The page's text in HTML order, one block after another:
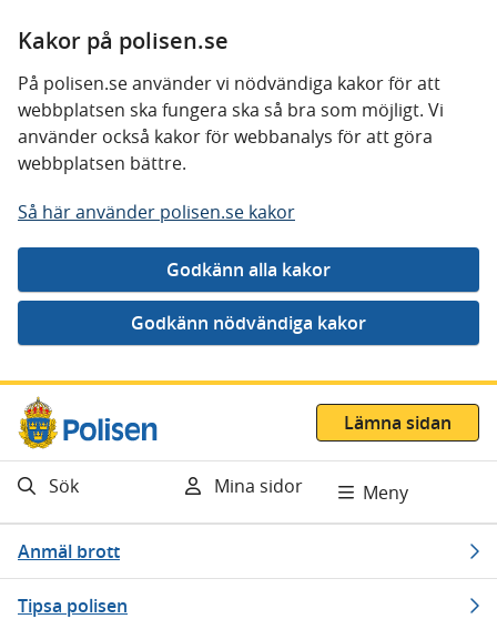
Kakor på polisen.se
På polisen.se använder vi nödvändiga kakor för att
webbplatsen ska fungera ska så bra som möjligt. Vi
använder också kakor för webbanalys för att göra
webbplatsen bättre.
Så här använder polisen.se kakor
Gå direkt till innehåll
Lämna sidan
Sök Mina sidor Meny
Anmäl brott
Tipsa polisen